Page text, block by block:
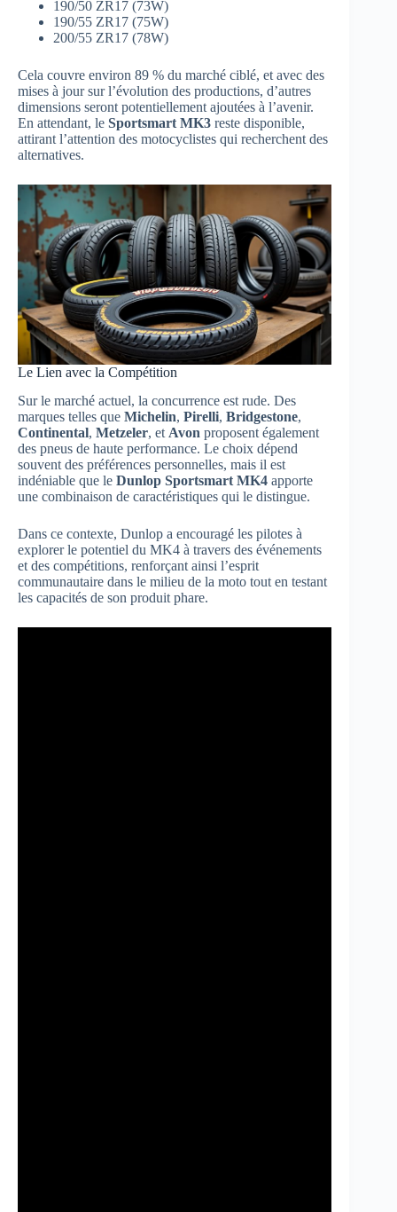
190/50 ZR17 (73W)
190/55 ZR17 (75W)
200/55 ZR17 (78W)
Cela couvre environ 89 % du marché ciblé, et avec des
mises à jour sur l’évolution des productions, d’autres
dimensions seront potentiellement ajoutées à l’avenir.
En attendant, le Sportsmart MK3 reste disponible,
attirant l’attention des motocyclistes qui recherchent des
alternatives.
Le Lien avec la Compétition
Sur le marché actuel, la concurrence est rude. Des
marques telles que Michelin, Pirelli, Bridgestone,
Continental, Metzeler, et Avon proposent également
des pneus de haute performance. Le choix dépend
souvent des préférences personnelles, mais il est
indéniable que le Dunlop Sportsmart MK4 apporte
une combinaison de caractéristiques qui le distingue.
Dans ce contexte, Dunlop a encouragé les pilotes à
explorer le potentiel du MK4 à travers des événements
et des compétitions, renforçant ainsi l’esprit
communautaire dans le milieu de la moto tout en testant
les capacités de son produit phare.